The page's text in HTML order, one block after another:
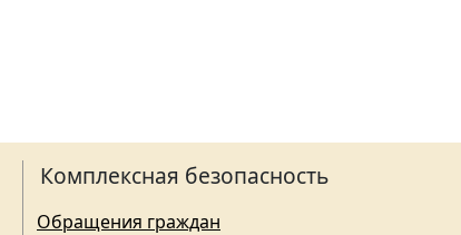
Комплексная безопасность
Обращения граждан